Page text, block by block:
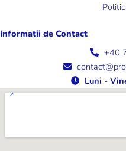
Informatii de Contact
+40
Luni -